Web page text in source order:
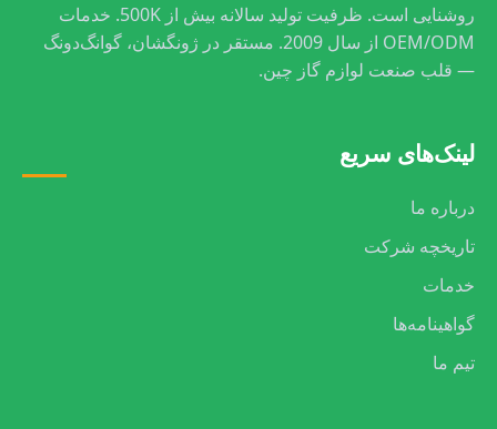
روشنایی است. ظرفیت تولید سالانه بیش از 500K. خدمات
OEM/ODM از سال 2009. مستقر در ژونگشان، گوانگ‌دونگ
— قلب صنعت لوازم گاز چین.
لینک‌های سریع
درباره ما
تاریخچه شرکت
خدمات
گواهینامه‌ها
تیم ما